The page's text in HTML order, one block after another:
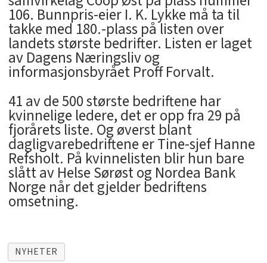
106. Bunnpris-eier I. K. Lykke må ta til
takke med 180.-plass på listen over
landets største bedrifter. Listen er laget
av Dagens Næringsliv og
informasjonsbyrået Proff Forvalt.
41 av de 500 største bedriftene har
kvinnelige ledere, det er opp fra 29 på
fjorårets liste. Og øverst blant
dagligvarebedriftene er Tine-sjef Hanne
Refsholt. På kvinnelisten blir hun bare
slått av Helse Sørøst og Nordea Bank
Norge når det gjelder bedriftens
omsetning.
NYHETER